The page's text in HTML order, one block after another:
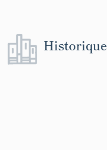
Historique